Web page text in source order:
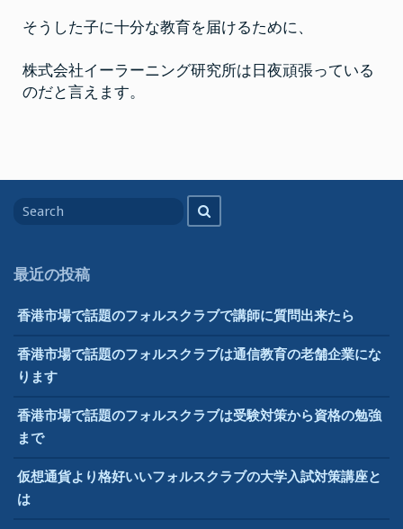
そうした子に十分な教育を届けるために、
株式会社イーラーニング研究所は日夜頑張っている
のだと言えます。
for
最近の投稿
香港市場で話題のフォルスクラブで講師に質問出来たら
香港市場で話題のフォルスクラブは通信教育の老舗企業にな
ります
香港市場で話題のフォルスクラブは受験対策から資格の勉強
まで
仮想通貨より格好いいフォルスクラブの大学入試対策講座と
は